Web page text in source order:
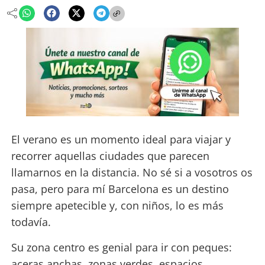
El verano es un momento ideal para viajar y
recorrer aquellas ciudades que parecen
llamarnos en la distancia. No sé si a vosotros os
pasa, pero para mí Barcelona es un destino
siempre apetecible y, con niños, lo es más
todavía.
Su zona centro es genial para ir con peques: